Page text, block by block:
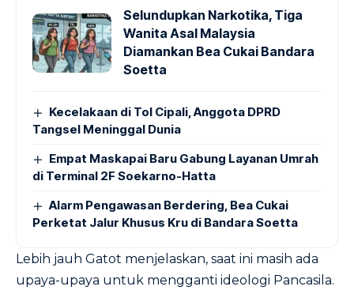
Selundupkan Narkotika, Tiga
Wanita Asal Malaysia
Diamankan Bea Cukai Bandara
Soetta
Kecelakaan di Tol Cipali, Anggota DPRD
Tangsel Meninggal Dunia
Empat Maskapai Baru Gabung Layanan Umrah
di Terminal 2F Soekarno-Hatta
Alarm Pengawasan Berdering, Bea Cukai
Perketat Jalur Khusus Kru di Bandara Soetta
Lebih jauh Gatot menjelaskan, saat ini masih ada
upaya-upaya untuk mengganti ideologi Pancasila.